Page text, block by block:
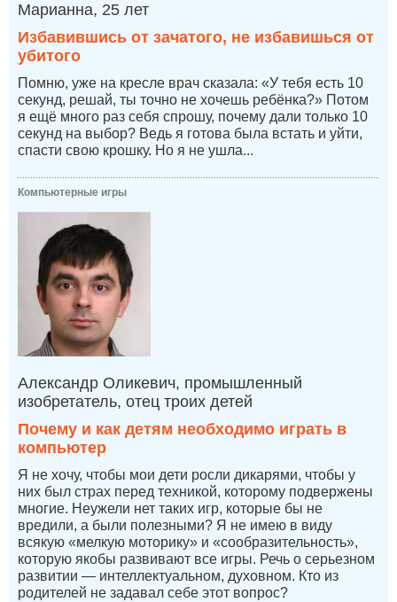
Марианна, 25 лет
Избавившись от зачатого, не избавишься от
убитого
Помню, уже на кресле врач сказала: «У тебя есть 10
секунд, решай, ты точно не хочешь ребёнка?» Потом
я ещё много раз себя спрошу, почему дали только 10
секунд на выбор? Ведь я готова была встать и уйти,
спасти свою крошку. Но я не ушла...
Компьютерные игры
Александр Оликевич, промышленный
изобретатель, отец троих детей
Почему и как детям необходимо играть в
компьютер
Я не хочу, чтобы мои дети росли дикарями, чтобы у
них был страх перед техникой, которому подвержены
многие. Неужели нет таких игр, которые бы не
вредили, а были полезными? Я не имею в виду
всякую «мелкую моторику» и «сообразительность»,
которую якобы развивают все игры. Речь о серьезном
развитии — интеллектуальном, духовном. Кто из
родителей не задавал себе этот вопрос?